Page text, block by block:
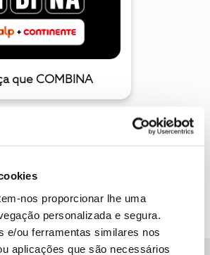
nos proporcionar lhe uma
personalizada e segura.
e/ou ferramentas similares nos
aplicações que são necessários
que COMBINA
de julho